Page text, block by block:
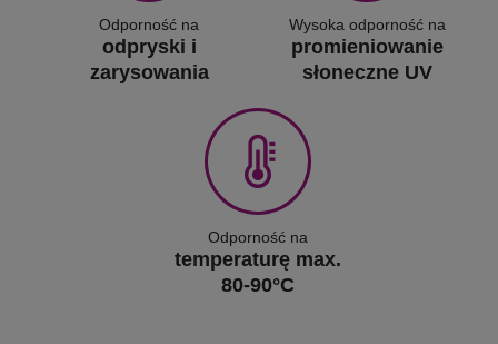
Odporność na
odpryski i
zarysowania
Wysoka odporność na
promieniowanie
słoneczne UV
Odporność na
temperaturę max.
80-90°C